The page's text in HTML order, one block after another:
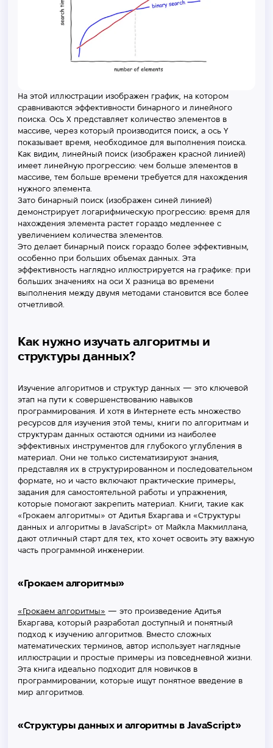
На этой иллюстрации изображен график, на котором
сравниваются эффективности бинарного и линейного
поиска. Ось X представляет количество элементов в
массиве, через который производится поиск, а ось Y
показывает время, необходимое для выполнения поиска.
Как видим, линейный поиск (изображен красной линией)
имеет линейную прогрессию: чем больше элементов в
массиве, тем больше времени требуется для нахождения
нужного элемента.
Зато бинарный поиск (изображен синей линией)
демонстрирует логарифмическую прогрессию: время для
нахождения элемента растет гораздо медленнее с
увеличением количества элементов.
Это делает бинарный поиск гораздо более эффективным,
особенно при больших объемах данных. Эта
эффективность наглядно иллюстрируется на графике: при
больших значениях на оси X разница во времени
выполнения между двумя методами становится все более
отчетливой.
Как нужно изучать алгоритмы и
структуры данных?
Изучение алгоритмов и структур данных — это ключевой
этап на пути к совершенствованию навыков
программирования. И хотя в Интернете есть множество
ресурсов для изучения этой темы, книги по алгоритмам и
структурам данных остаются одними из наиболее
эффективных инструментов для глубокого углубления в
материал. Они не только систематизируют знания,
представляя их в структурированном и последовательном
формате, но и часто включают практические примеры,
задания для самостоятельной работы и упражнения,
которые помогают закрепить материал. Книги, такие как
«Грокаем алгоритмы» от Адитья Бхаргава и «Структуры
данных и алгоритмы в JavaScript» от Майкла Макмиллана,
дают отличный старт для тех, кто хочет освоить эту важную
часть программной инженерии.
«Грокаем алгоритмы»
«Грокаем алгоритмы» — это произведение Адитья
Бхаргава, который разработал доступный и понятный
подход к изучению алгоритмов. Вместо сложных
математических терминов, автор использует наглядные
иллюстрации и простые примеры из повседневной жизни.
Эта книга идеально подходит для новичков в
программировании, которые ищут понятное введение в
мир алгоритмов.
«Структуры данных и алгоритмы в JavaScript»